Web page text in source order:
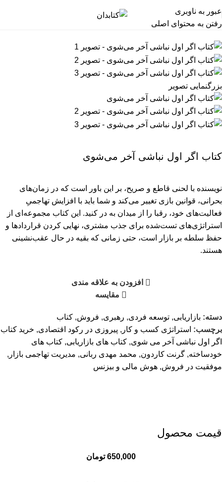
عبور به ناوبری
رفتن به محتوای اصلی
بزرگنمایی تصویر
کتاب اگر اول نباشی آخر می‌شوی
نویسنده با لحنی قاطع و صریح، بر این باور است که در زمان‌های
بحرانی، قوانین بازی تغییر می‌کند و شما باید با افزایش تهاجمیِ
فعالیت‌های خود، رقبا را از میدان به در کنید. این کتاب مجموعه‌ای از
استراتژی‌های تست‌شده برای جذب مشتری، نهایی کردن قراردادها و
حفظ سلطه بر بازار است، حتی زمانی که بقیه در حال عقب‌نشینی
هستند.
افزودن به علاقه مندی
مقایسه
دسته: بازاریابی, توسعه فردی, رهبری, فروش, کتاب
برچسب: استراتژی کسب و کار , پیروزی در رکود اقتصادی, خرید کتاب
اگر اول نباشی آخر می شوی, کتاب های بازاریابی, کتاب های
خودساخته, گرنت کاردون, محمد مهدی ربانی, مدیریت تهاجمی بازار ,
موفقیت در فروش, هوش مالی و بیزنس
قیمت محصول
650,000 تومان